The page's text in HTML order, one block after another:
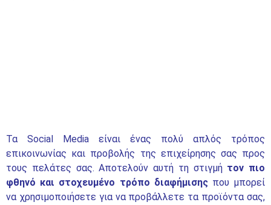
Τα Social Media είναι ένας πολύ απλός τρόπος
επικοινωνίας και προβολής της επιχείρησης σας προς
τους πελάτες σας. Αποτελούν αυτή τη στιγμή τον πιο
φθηνό και στοχευμένο τρόπο διαφήμισης που μπορεί
να χρησιμοποιήσετε για να προβάλλετε τα προϊόντα σας,